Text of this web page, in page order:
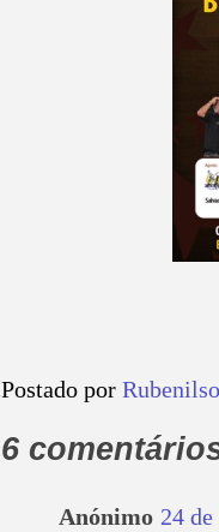
Postado por
6
Anónimo 24